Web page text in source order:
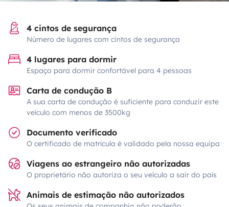
4 cintos de segurança
Número de lugares com cintos de segurança
4 lugares para dormir
Espaço para dormir confortável para 4 pessoas
Carta de condução B
A sua carta de condução é suficiente para conduzir este
veículo com menos de 3500kg
Documento verificado
O certificado de matrícula é validado pela nossa equipa
Viagens ao estrangeiro não autorizadas
O proprietário não autoriza o seu veículo a sair do país
Animais de estimação não autorizados